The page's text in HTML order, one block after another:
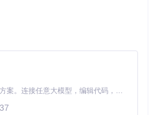
世界，开启你的安全之旅吧！
thelinuxchoice/keydroid/blob/
Claude Code 的开源替代方案。连接任意大模型，编辑代码，运行命令，自动验证 — 全自动执行。用 Rust 构建，极致性能。 ｜ An open-source alternative to Claude Code. Connect any LLM, edit code, run commands, and verify changes — autonomously. Built in Rust for speed. Get Started